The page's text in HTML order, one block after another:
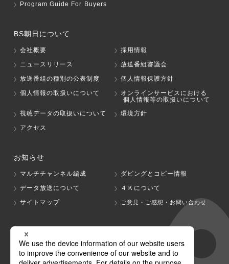
Program Guide For Buyers
BS朝日について
会社概要
採用情報
ニュースリリース
放送番組審議会
放送番組の種別の公表制度
個人情報保護方針
個人情報の取扱いについて
オンラインサービスにおける
個人情報等の取扱いについて
視聴データの取扱いについて
環境方針
アクセス
お知らせ
マルチチャンネル編成
ダビングとコピー情報
データ放送について
４Ｋについて
サイトマップ
ご意見・ご感想・お問い合わせ
グループ会社
テレビ朝日 テレ朝チャンネル